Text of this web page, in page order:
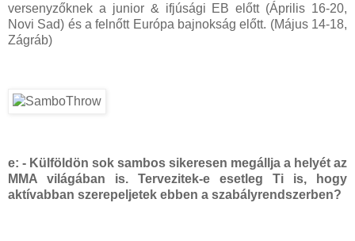
versenyzőknek a junior & ifjúsági EB előtt (Április 16-20,
Novi Sad) és a felnőtt Európa bajnokság előtt. (Május 14-18,
Zágráb)
e: - Külföldön sok sambos sikeresen megállja a helyét az
MMA világában is. Tervezitek-e esetleg Ti is, hogy
aktívabban szerepeljetek ebben a szabályrendszerben?